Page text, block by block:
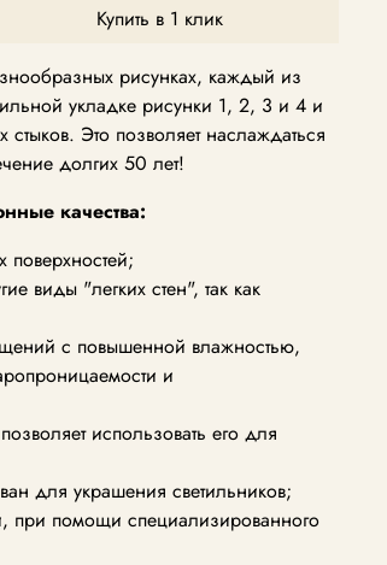
Купить в 1 клик
рисунках, каждый из
укладке рисунки 1, 2, 3 и 4 и
Это позволяет наслаждаться
долгих 50 лет!
качества:
поверхностей;
виды "легких стен", так как
с повышенной влажностью,
и
использовать его для
для украшения светильников;
при помощи специализированного